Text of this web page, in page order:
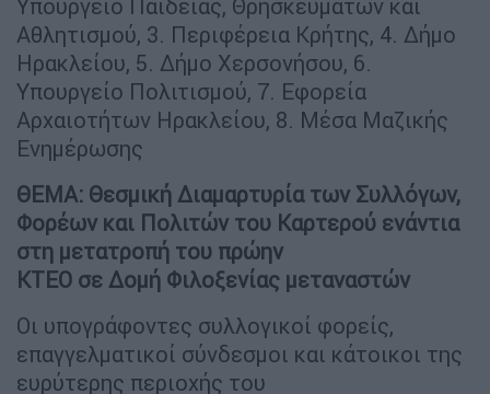
Υπουργείο Παιδείας, Θρησκευμάτων και
Αθλητισμού, 3. Περιφέρεια Κρήτης, 4. Δήμο
Ηρακλείου, 5. Δήμο Χερσονήσου, 6.
Υπουργείο Πολιτισμού, 7. Εφορεία
Αρχαιοτήτων Ηρακλείου, 8. Μέσα Μαζικής
Ενημέρωσης
ΘΕΜΑ: Θεσμική Διαμαρτυρία των Συλλόγων,
Φορέων και Πολιτών του Καρτερού ενάντια
στη μετατροπή του πρώην
ΚΤΕΟ σε Δομή Φιλοξενίας μεταναστών
Οι υπογράφοντες συλλογικοί φορείς,
επαγγελματικοί σύνδεσμοι και κάτοικοι της
ευρύτερης περιοχής του